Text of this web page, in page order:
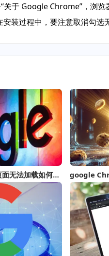
关于 Google Chrome”，浏
装过程中，要注意取消勾选
Chrome浏览器下载页面无法加载如何解决